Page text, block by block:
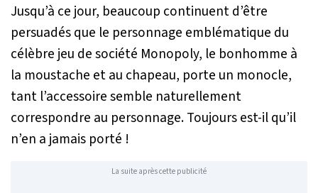
Jusqu’à ce jour, beaucoup continuent d’être
persuadés que le personnage emblématique du
célèbre jeu de société Monopoly, le bonhomme à
la moustache et au chapeau, porte un monocle,
tant l’accessoire semble naturellement
correspondre au personnage. Toujours est-il qu’il
n’en a jamais porté !
La suite après cette publicité